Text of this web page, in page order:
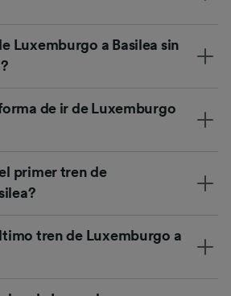
Luxemburgo a Basilea sin
de ir de Luxemburgo
primer tren de
tren de Luxemburgo a